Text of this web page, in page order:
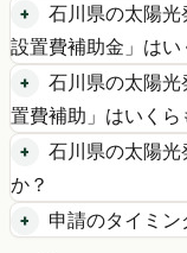
石川県の太陽光
設置費補助金 」は
石川県の太陽光
置費補助 」はいく
石川県の太陽光
か？
申請のタイミン